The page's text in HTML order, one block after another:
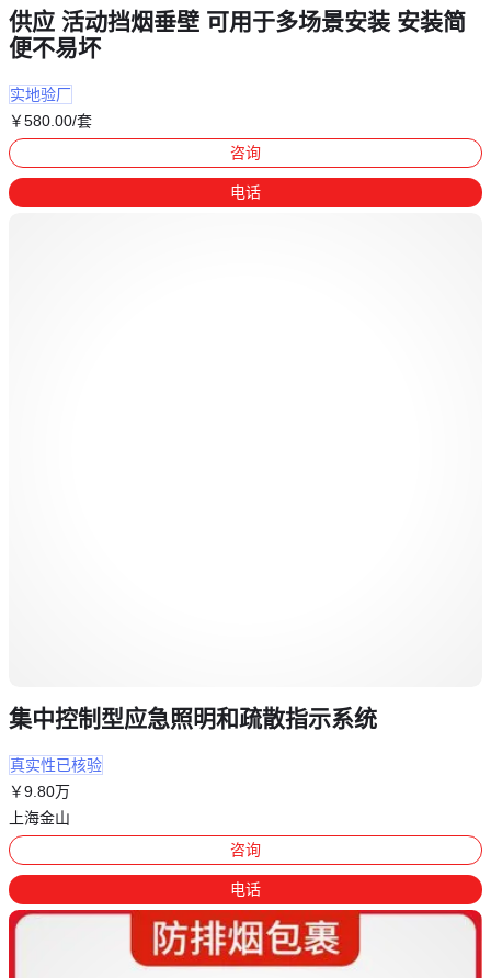
供应 活动挡烟垂壁 可用于多场景安装 安装简
便不易坏
实地验厂
￥580 .00/套
咨询
电话
集中控制型应急照明和疏散指示系统
真实性已核验
￥9 .80万
上海金山
咨询
电话